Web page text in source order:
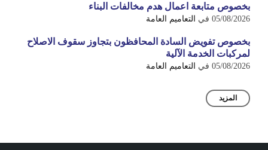
بخصوص متابعة اعمال هدم مخالفات البناء
05/08/2026 في التعاميم العامة
بخصوص تفويض السادة المحافظون بتجاوز سقوف الاصلاح
لمركبات الخدمة الآلية
05/08/2026 في التعاميم العامة
المزيد